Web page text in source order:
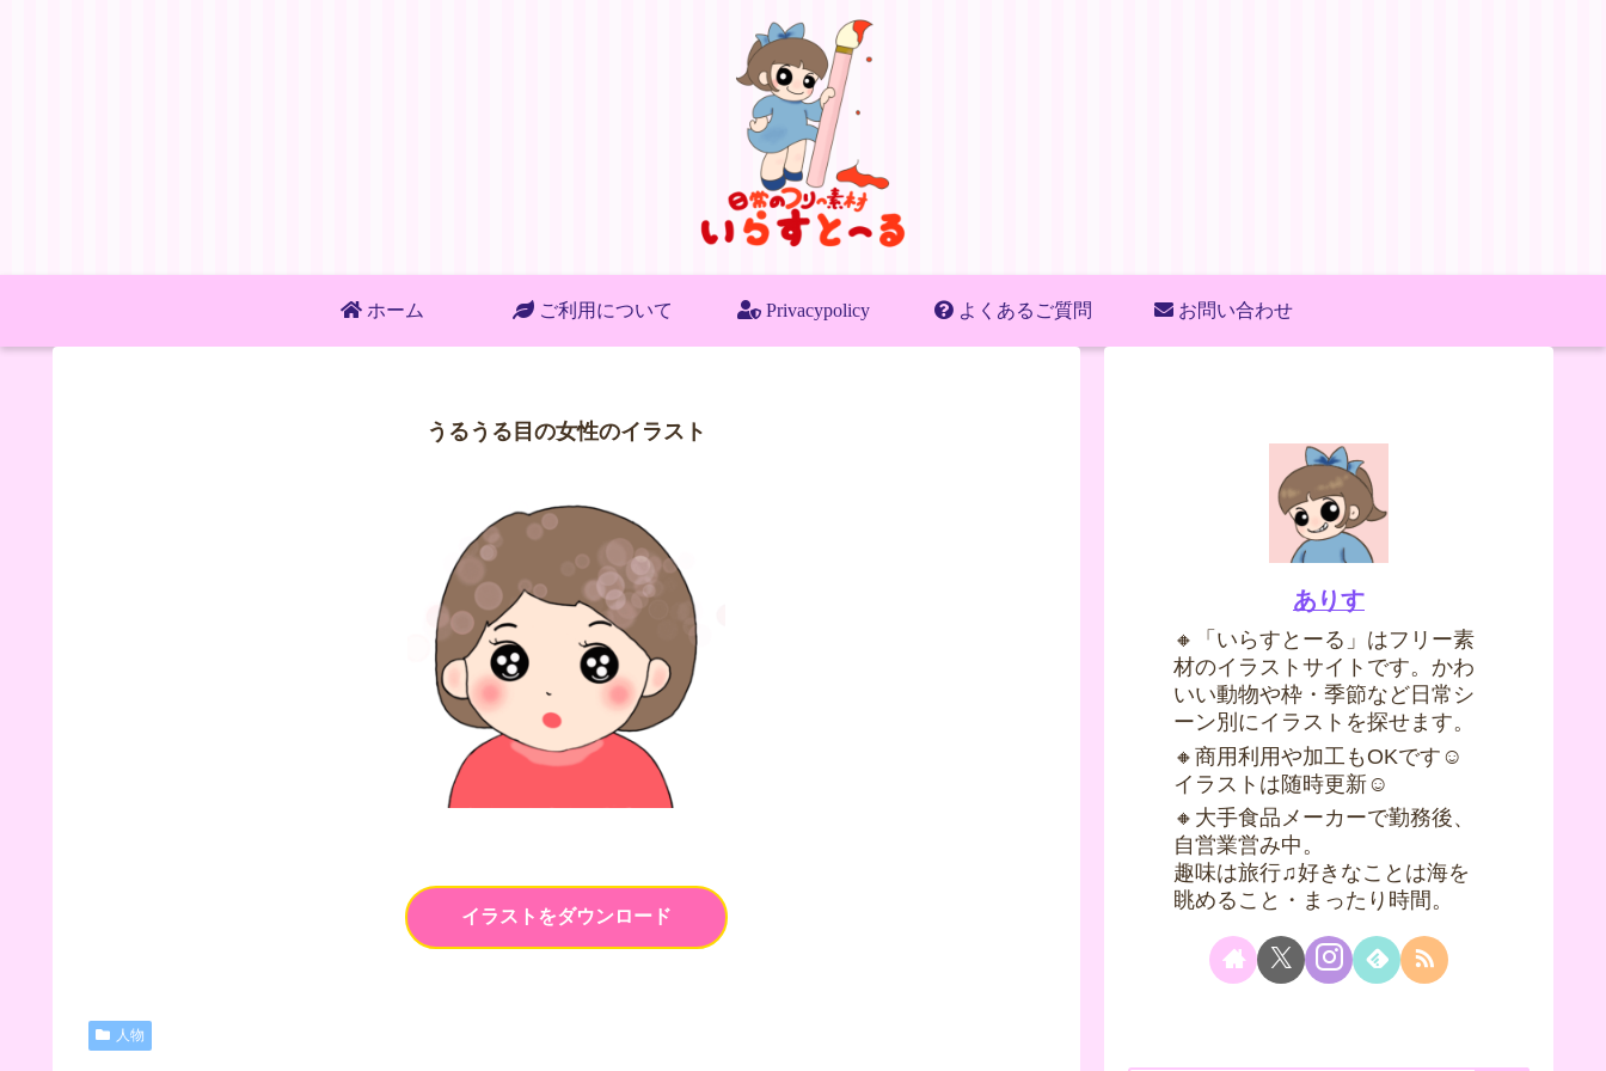
ホーム ご利用について Privacypolicy よくあるご質問 お問い合わせ
うるうる目の女性のイラスト
イラストをダウンロード
人物
ありす
🔸「いらすとーる」はフリー素
材のイラストサイトです。かわ
いい動物や枠・季節など日常シ
ーン別にイラストを探せます。
🔸商用利用や加工もOKです☺
イラストは随時更新☺
🔸大手食品メーカーで勤務後、
自営業営み中。
趣味は旅行♫好きなことは海を
眺めること・まったり時間。